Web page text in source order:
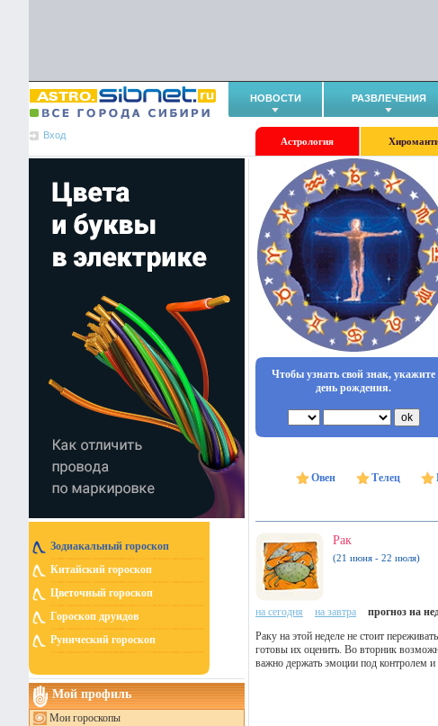
НОВОСТИ РАЗВЛЕЧЕНИЯ
Вход
Астрология
Зодиакальный гороскоп
Китайский гороскоп
Цветочный гороскоп
Гороскоп друидов
Рунический гороскоп
Мой профиль
Мои гороскопы
Чтобы узнать свой знак, укажите
день рождения.
Овен Телец
Рак
(21 июня - 22 июля)
на сегодня на завтра прогноз на
Раку на этой неделе не стоит
готовы их оценить. Во вторник
важно держать эмоции под контролем и